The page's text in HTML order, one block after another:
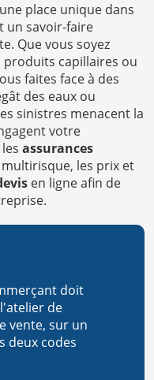
place unique dans
un savoir-faire
Que vous soyez
capillaires ou
faites face à des
des eaux ou
sinistres menacent la
votre
assurances
les prix et
en ligne afin de
doit
de
vente, sur un
deux codes